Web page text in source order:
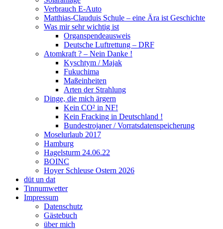
Verbrauch E-Auto
Matthias-Clauduis Schule – eine Ära ist Geschichte
Was mir sehr wichtig ist
Organspendeausweis
Deutsche Luftrettung – DRF
Atomkraft ? – Nein Danke !
Kyschtym / Majak
Fukuchima
Maßeinheiten
Arten der Strahlung
Dinge, die mich ärgern
Kein CO² in NF!
Kein Fracking in Deutschland !
Bundestrojaner / Vorratsdatenspeicherung
Moselurlaub 2017
Hamburg
Hagelsturm 24.06.22
BOINC
Hoyer Schleuse Ostern 2026
düt un dat
Tinnumwetter
Impressum
Datenschutz
Gästebuch
über mich